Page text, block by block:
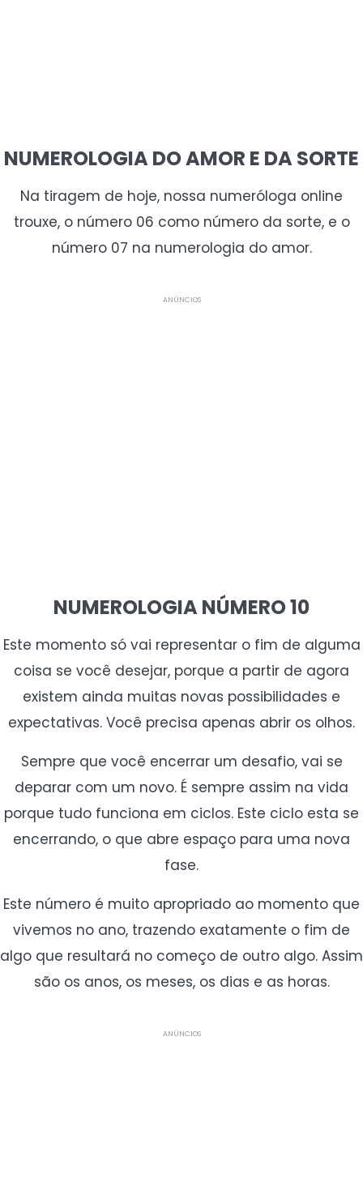
NUMEROLOGIA DO AMOR E DA SORTE
Na tiragem de hoje, nossa numeróloga online
trouxe, o número 06 como número da sorte, e o
número 07 na numerologia do amor.
ANÚNCIOS
NUMEROLOGIA NÚMERO 10
Este momento só vai representar o fim de alguma
coisa se você desejar, porque a partir de agora
existem ainda muitas novas possibilidades e
expectativas. Você precisa apenas abrir os olhos.
Sempre que você encerrar um desafio, vai se
deparar com um novo. É sempre assim na vida
porque tudo funciona em ciclos. Este ciclo esta se
encerrando, o que abre espaço para uma nova
fase.
Este número é muito apropriado ao momento que
vivemos no ano, trazendo exatamente o fim de
algo que resultará no começo de outro algo. Assim
são os anos, os meses, os dias e as horas.
ANÚNCIOS